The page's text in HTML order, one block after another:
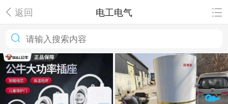
返回 电工电气